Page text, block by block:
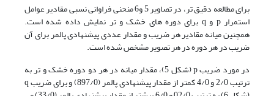
برای مطالعه دقیق تر، در تصاویر 5 و6 منحنی فراوانی نسبی مقادیر عوامل
استمرار p و q برای دوره های خشک و تر نمایش داده شده است.
همچنین میانه مقادیر هر ضریب و مقدار عددی پیشنهادی پالمر برای آن
ضریب در هر دوره در هر تصویر مشخص شده است.
در مورد ضریب p (شکل 5)، مقدار میانه در هر دو دوره خشک و تر به
ترتیب 2/0 و 4/0 کمتر از مقدار پیشنهادی پالمر (897/0) و برای ضریب q